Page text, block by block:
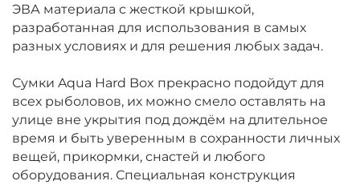
ЭВА материала с жесткой крышкой,
разработанная для использования в самых
разных условиях и для решения любых задач.
Сумки Aqua Hard Box прекрасно подойдут для
всех рыболовов, их можно смело оставлять на
улице вне укрытия под дождём на длительное
время и быть уверенным в сохранности личных
вещей, прикормки, снастей и любого
оборудования. Специальная конструкция